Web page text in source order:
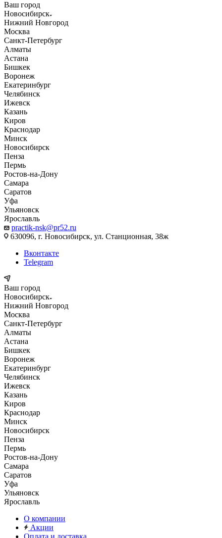
Ваш город
Новосибирск
Нижний Новгород
Москва
Санкт-Петербург
Алматы
Астана
Бишкек
Воронеж
Екатеринбург
Челябинск
Ижевск
Казань
Киров
Краснодар
Минск
Новосибирск
Пенза
Пермь
Ростов-на-Дону
Самара
Саратов
Уфа
Ульяновск
Ярославль
practik-nsk@pr52.ru
630096, г. Новосибирск, ул. Станционная, 38ж
Вконтакте
Telegram
Ваш город
Новосибирск
Нижний Новгород
Москва
Санкт-Петербург
Алматы
Астана
Бишкек
Воронеж
Екатеринбург
Челябинск
Ижевск
Казань
Киров
Краснодар
Минск
Новосибирск
Пенза
Пермь
Ростов-на-Дону
Самара
Саратов
Уфа
Ульяновск
Ярославль
О компании
Акции
Оплата и доставка